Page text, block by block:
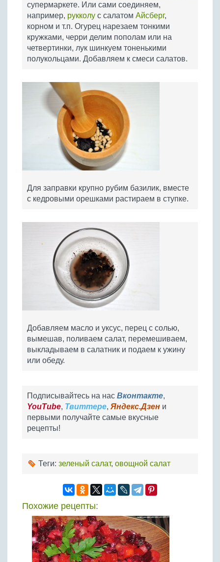
супермаркете. Или сами соединяем,
например, рукколу с салатом Айсберг,
корном и т.п. Огурец нарезаем тонкими
кружками, черри делим пополам или на
четвертинки, лук шинкуем тоненькими
полукольцами. Добавляем к смеси салатов.
Для заправки крупно рубим базилик, вместе
с кедровыми орешками растираем в ступке.
Добавляем масло и уксус, перец с солью,
вымешав, поливаем салат, перемешиваем,
выкладываем в салатник и подаем к ужину
или обеду.
Подписывайтесь на нас Вконтакте,
YouTube, Твиттере, Яндекс.Дзен и
первыми получайте самые вкусные
рецепты!
Теги: зеленый салат, овощной салат
Похожие рецепты: